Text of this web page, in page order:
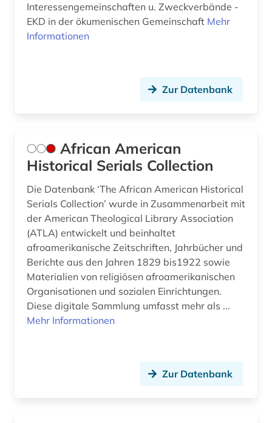
erlangen (1)
erwachsenenkatechismus (1)
erziehungswissenschaft (1)
ethik (5)
ethnologie (2)
ethnosoziologie (1)
eugenio pacelli (1)
europa (3)
Interessengemeinschaften u. Zweckverbände -
EKD in der ökumenischen Gemeinschaft Mehr
Informationen
Zur Datenbank
African American
Historical Serials Collection
Die Datenbank ‘The African American Historical
Serials Collection’ wurde in Zusammenarbeit mit
der American Theological Library Association
(ATLA) entwickelt und beinhaltet
afroamerikanische Zeitschriften, Jahrbücher und
Berichte aus den Jahren 1829 bis1922 sowie
Materialien von religiösen afroamerikanischen
Organisationen und sozialen Einrichtungen.
Diese digitale Sammlung umfasst mehr als ...
Mehr Informationen
Zur Datenbank